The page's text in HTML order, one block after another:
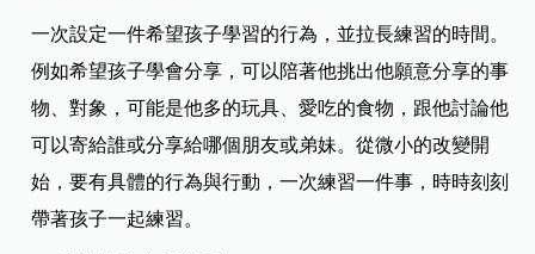
一次設定一件希望孩子學習的行為，並拉長練習的時間。
例如希望孩子學會分享，可以陪著他挑出他願意分享的事
物、對象，可能是他多的玩具、愛吃的食物，跟他討論他
可以寄給誰或分享給哪個朋友或弟妹。從微小的改變開
始，要有具體的行為與行動，一次練習一件事，時時刻刻
帶著孩子一起練習。